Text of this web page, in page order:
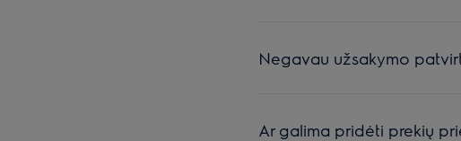
Negavau užsakymo
Ar galima pridėti prekių